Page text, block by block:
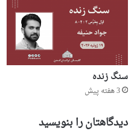
سنگ زنده
3 هفته پیش
دیدگاهتان را بنویسید